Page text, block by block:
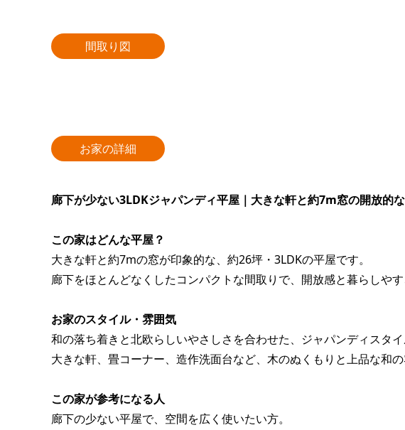
間取り図
お家の詳細
廊下が少ない3LDKジャパンディ平屋｜大きな軒と約7m窓の開放的
この家はどんな平屋？
大きな軒と約7mの窓が印象的な、約26坪・3LDKの平屋です。
廊下をほとんどなくしたコンパクトな間取りで、開放感と暮らしや
お家のスタイル・雰囲気
和の落ち着きと北欧らしいやさしさを合わせた、ジャパンディスタイ
大きな軒、畳コーナー、造作洗面台など、木のぬくもりと上品な和
この家が参考になる人
廊下の少ない平屋で、空間を広く使いたい方。